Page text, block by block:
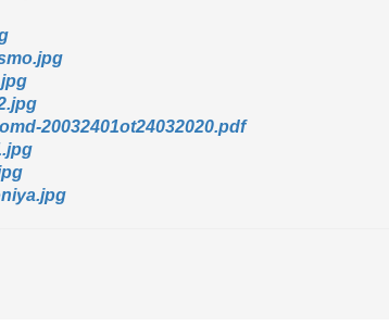
20032401ot24032020.pdf